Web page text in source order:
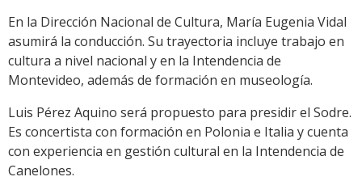
En la Dirección Nacional de Cultura, María Eugenia Vidal
asumirá la conducción. Su trayectoria incluye trabajo en
cultura a nivel nacional y en la Intendencia de
Montevideo, además de formación en museología.
Luis Pérez Aquino será propuesto para presidir el Sodre.
Es concertista con formación en Polonia e Italia y cuenta
con experiencia en gestión cultural en la Intendencia de
Canelones.